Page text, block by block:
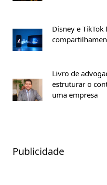
Disney e
Livro de
estruturar o
uma empresa
Publicidade